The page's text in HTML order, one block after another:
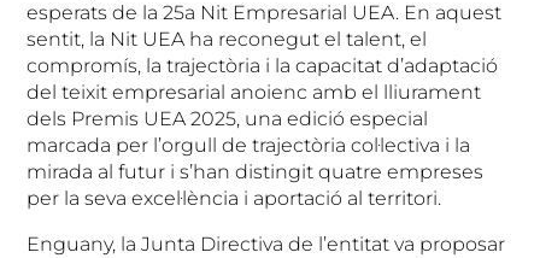
esperats de la 25a Nit Empresarial UEA. En aquest
sentit, la Nit UEA ha reconegut el talent, el
compromís, la trajectòria i la capacitat d’adaptació
del teixit empresarial anoienc amb el lliurament
dels Premis UEA 2025, una edició especial
marcada per l’orgull de trajectòria col·lectiva i la
mirada al futur i s’han distingit quatre empreses
per la seva excel·lència i aportació al territori.
Enguany, la Junta Directiva de l’entitat va proposar